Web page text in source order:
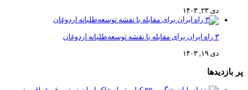
دی ۲۳, ۱۴۰۳
۳ راه ایران برای مقابله با نقشه توسعه‌طلبانه اردوغان
دی ۱۹, ۱۴۰۳
پر بازدیدها